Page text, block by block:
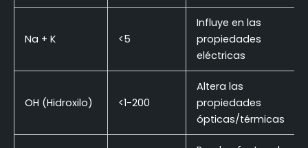
Na + K <5
Influye en las
propiedades
eléctricas
OH (Hidroxilo) <1-200
Altera las
propiedades
ópticas/térmicas